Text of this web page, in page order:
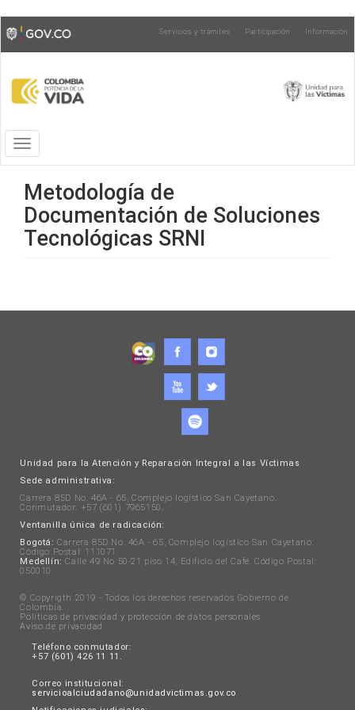
Pasar
al
contenido
Toggle
high
contrast
Servicios y trámites Participación Información
Toggle
navigation
Metodología de
Documentación de Soluciones
Tecnológicas SRNI
Unidad para la Atención y Reparación Integral a las Víctimas
Sede administrativa:
Carrera 85D No. 46A - 65, Complejo logístico San Cayetano.
Conmutador: +57 (601) 7965150.
Ventanilla única de radicación:
Bogotá: Carrera 85D No. 46A - 65, Complejo logístico San Cayetano.
Código Postal: 111071.
Medellín: Calle 49 No 50-21 piso 14, Edificio del Café. Código Postal:
050010.
© Copyrigth 2019 - Todos los derechos reservados Gobierno de
Colombia.
Políticas de privacidad y protección de datos personales.
Aviso de privacidad .
Teléfono conmutador:
+57 (601) 426 11 11.
Correo institucional:
servicioalciudadano@unidadvictimas.gov.co